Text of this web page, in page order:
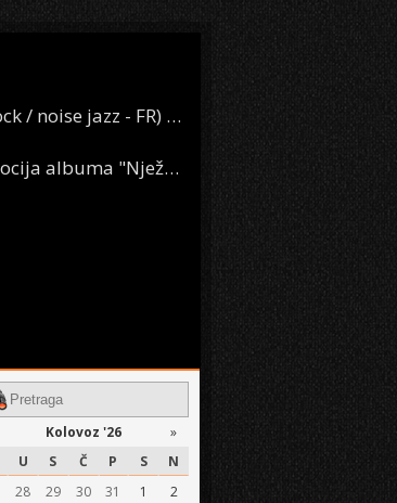
Oasis Boom (desert krautrock / noise jazz - FR) @ KONTEJNER
KSET50: Sara Renar – promocija albuma "Nježne riječi" @ Močvara
Kolovoz '26
»
U S Č P S
N
28 29 30 31 1
2